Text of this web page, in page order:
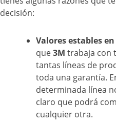
decisión:
Valores estables
que3M trabaja con
tantas líneas de
toda una garantía.
determinada línea
claro que podrá
cualquier otra.